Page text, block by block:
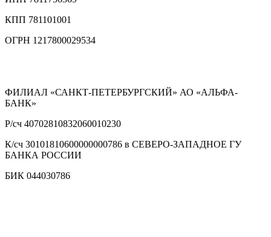
КПП 781101001
ОГРН 1217800029534
ФИЛИАЛ «САНКТ-ПЕТЕРБУРГСКИЙ» АО «АЛЬФА-
БАНК»
Р/сч 40702810832060010230
К/сч 30101810600000000786 в СЕВЕРО-ЗАПАДНОЕ ГУ
БАНКА РОССИИ
БИК 044030786